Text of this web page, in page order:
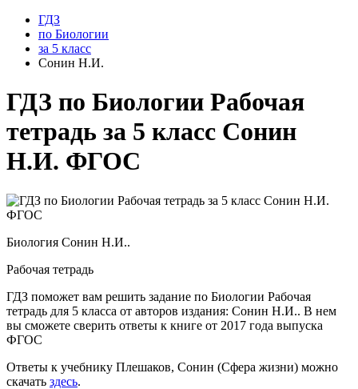
ГДЗ
по Биологии
за 5 класс
Сонин Н.И.
ГДЗ по Биологии Рабочая
тетрадь за 5 класс Сонин
Н.И. ФГОС
Биология Сонин Н.И..
Рабочая тетрадь
ГДЗ поможет вам решить задание по Биологии Рабочая
тетрадь для 5 класса от авторов издания: Сонин Н.И.. В нем
вы сможете сверить ответы к книге от 2017 года выпуска
ФГОС
Ответы к учебнику Плешаков, Сонин (Cфера жизни) можно
скачать здесь.